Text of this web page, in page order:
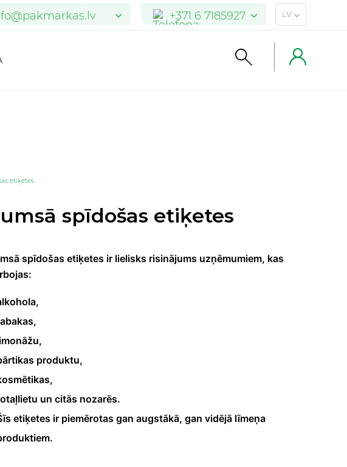
+371 6 7185927
04101 7762471
LV
etiķetes
spīdošas etiķetes
spīdošas etiķetes ir lielisks risinājums uzņēmumiem, kas
produktu,
un citās nozarēs.
etiķetes ir piemērotas gan augstākā, gan vidējā līmeņa